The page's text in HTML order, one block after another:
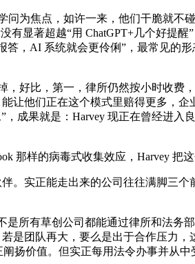
为焦点，如许一来，他们干脆就不
显著超越“用 ChatGPT+几个好提
，AI 系统就会更伶俐”，最常见的
比，第一，律所仍然按小时收费
让他们正在这个模式里赔得更多，
成果就是：Harvey 现正在曾经进
样的病毒式收集效应，Harvey 把
正能走出来的公司往往满脚三个
有草创公司都能通过律所和法务
是团队再大，要么是出于合作压力
扬价值。但实正每用法令办事并从